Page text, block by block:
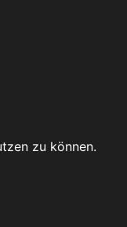
zu können.